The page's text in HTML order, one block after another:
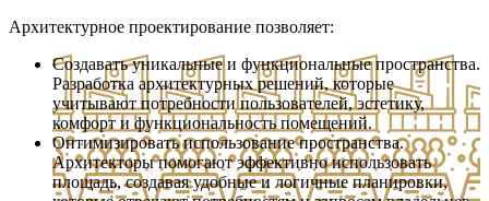
Архитектурное проектирование позволяет:
Создавать уникальные и функциональные пространства.
Разработка архитектурных решений, которые
учитывают потребности пользователей, эстетику,
комфорт и функциональность помещений.
Оптимизировать использование пространства.
Архитекторы помогают эффективно использовать
площадь, создавая удобные и логичные планировки,